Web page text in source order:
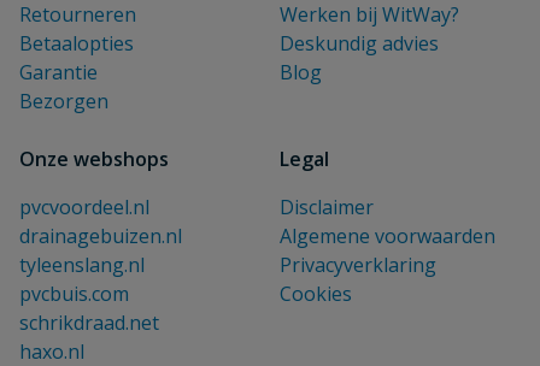
Retourneren
Betaalopties
Garantie
Bezorgen
Werken bij WitWay?
Deskundig advies
Blog
Onze webshops
pvcvoordeel.nl
drainagebuizen.nl
tyleenslang.nl
pvcbuis.com
schrikdraad.net
haxo.nl
Legal
Disclaimer
Algemene voorwaarden
Privacyverklaring
Cookies